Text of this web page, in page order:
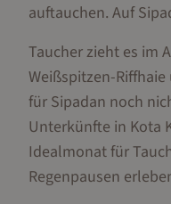
auftauchen. Auf
Taucher zieht es im
Weißspitzen-
für Sipadan noch
Unterkünfte in Kota
Idealmonat für
Regenpausen